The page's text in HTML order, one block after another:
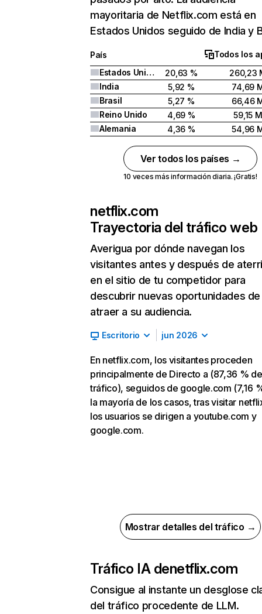
mayoritaria de Netflix.com está en
Estados Unidos seguido de India y
País
Todos los
Estados Unidos
20,63 %
260,23
India
5,92 %
74,69
Brasil
5,27 %
66,46
Reino Unido
4,69 %
59,15 M
Alemania
4,36 % 54,96
Ver todos los países →
10 veces más información diaria. ¡Gratis!
netflix.com
Trayectoria del tráfico web
Averigua por dónde navegan los
visitantes antes y después de
en el sitio de tu competidor para
descubrir nuevas oportunidades de
atraer a su audiencia.
Escritorio jun 2026
En netflix.com, los visitantes proceden
principalmente de Directo a (87,36 % de
tráfico), seguidos de google.com (7,16
la mayoría de los casos, tras visitar
los usuarios se dirigen a youtube.com y
google.com.
Mostrar detalles del tráfico →
Tráfico IA denetflix.com
Consigue al instante un desglose
del tráfico procedente de LLM.